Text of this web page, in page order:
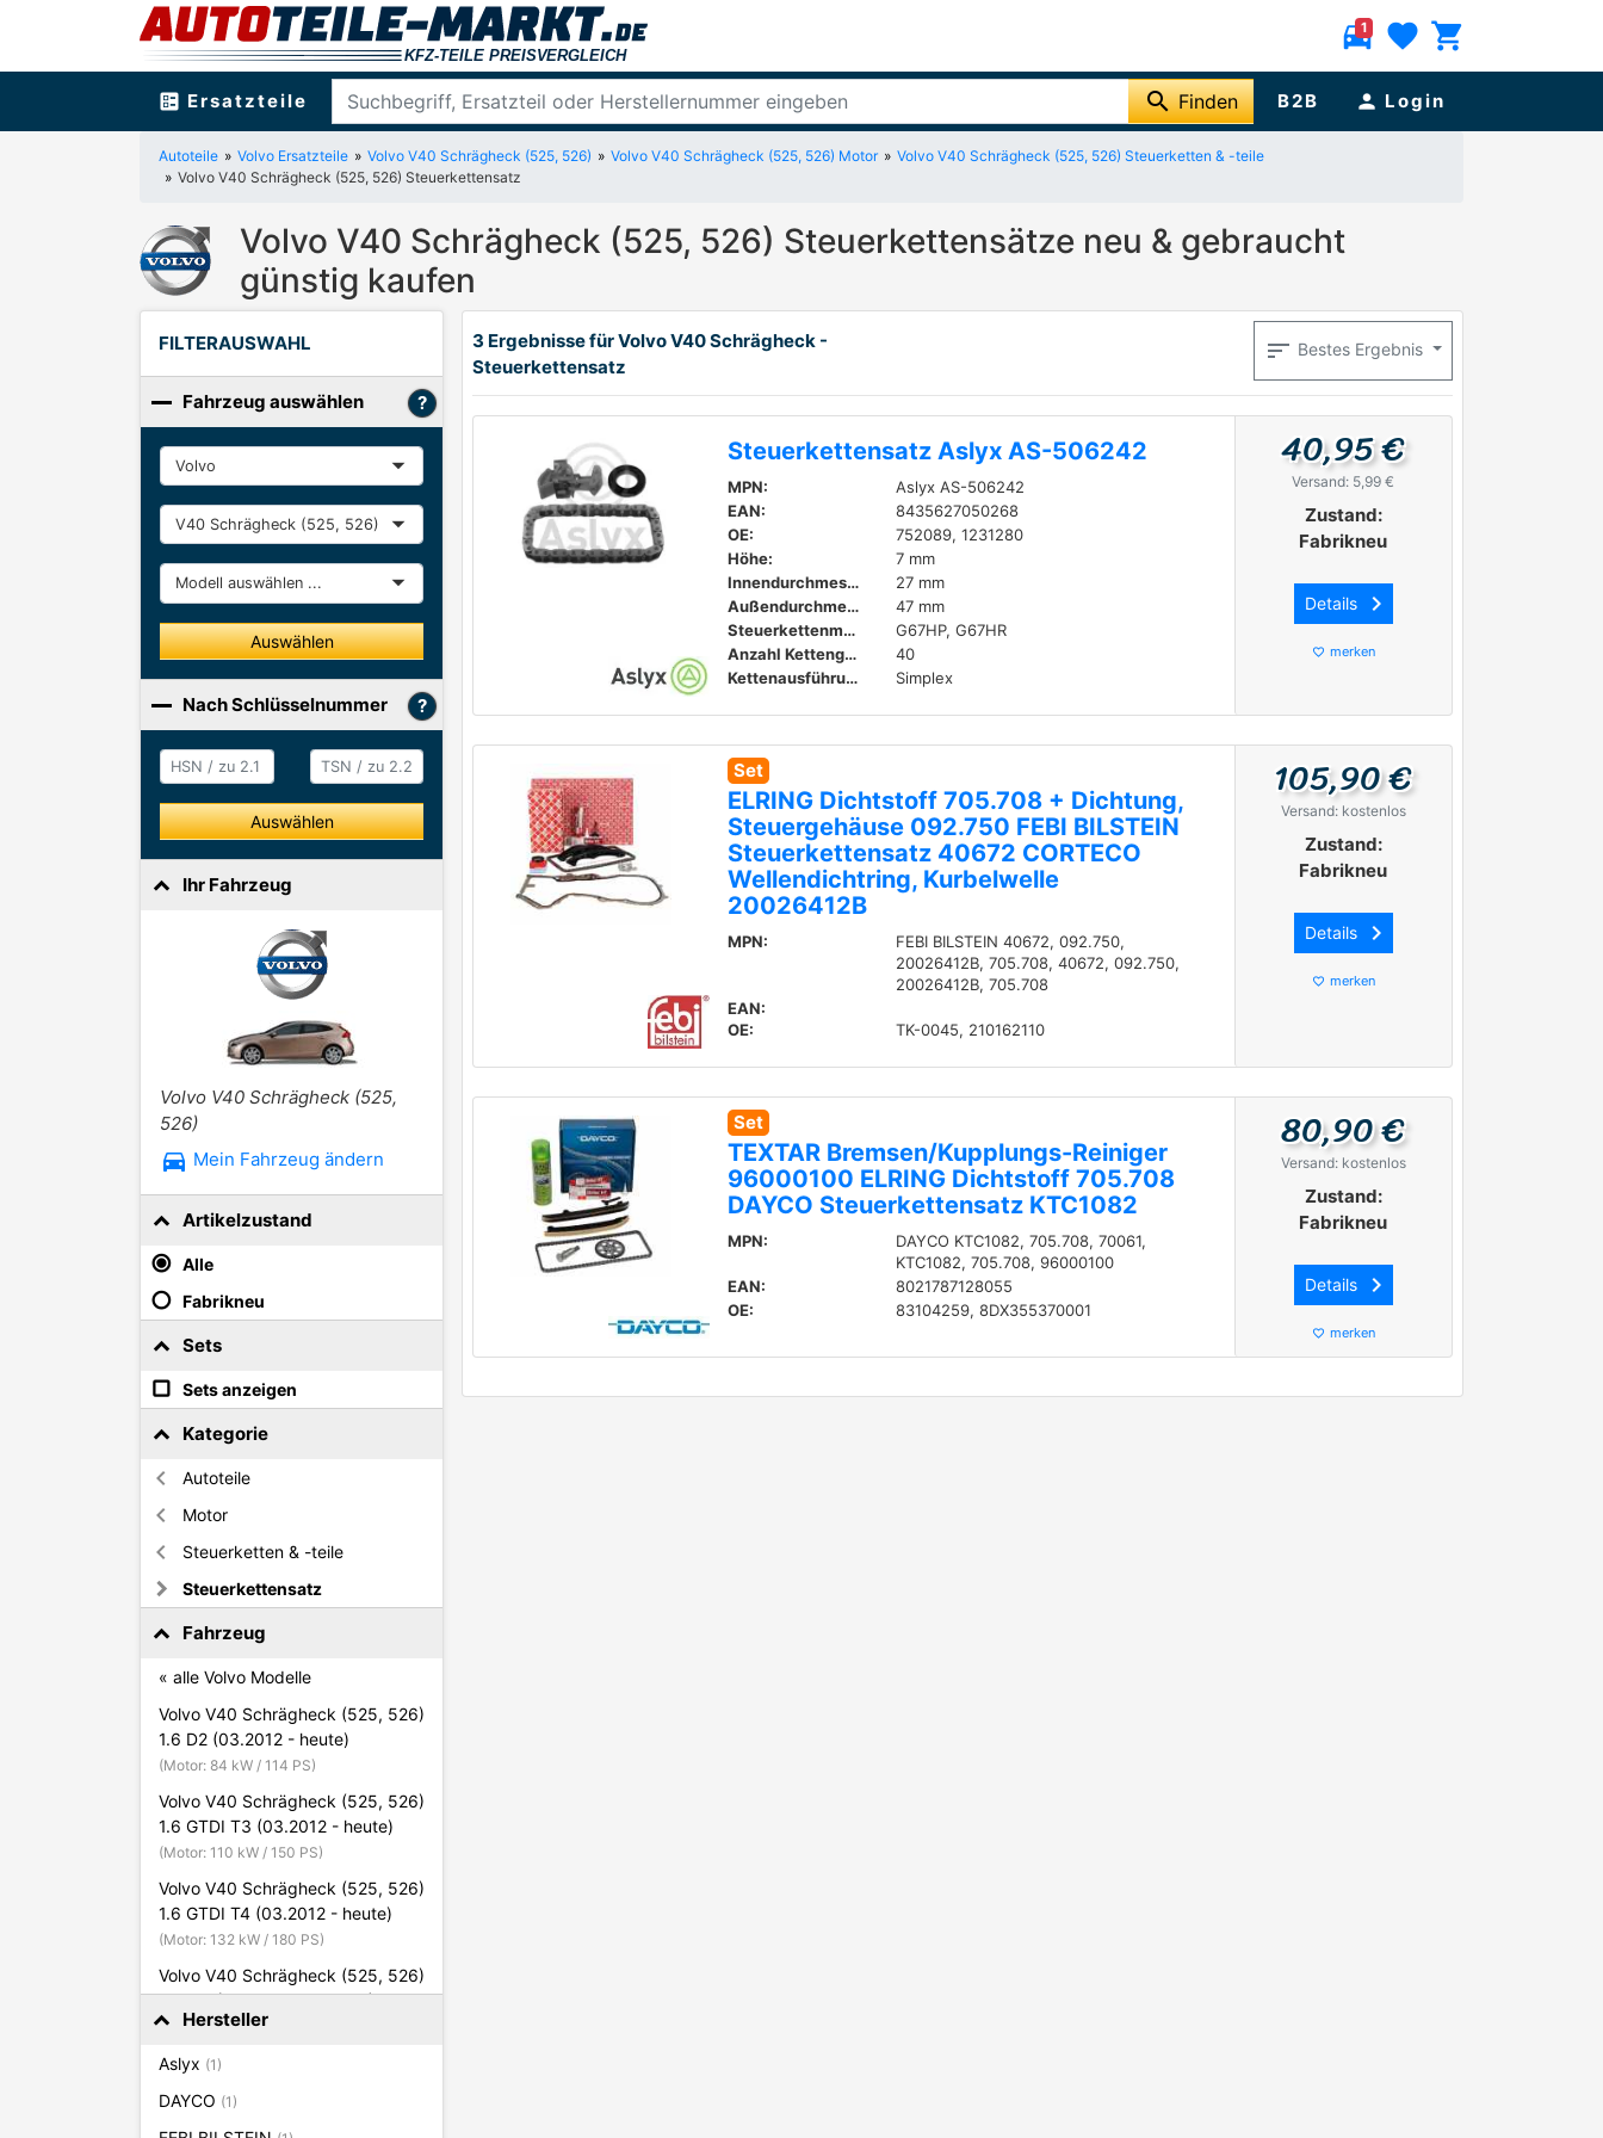
directions_car
1 favorite shopping_cart
ballot Ersatzteile search Finden B2B person Login
Autoteile Volvo Ersatzteile Volvo V40 Schrägheck (525, 526) Volvo V40 Schrägheck (525, 526) Motor
Volvo V40 Schrägheck (525, 526) Steuerketten & -teile
Volvo V40 Schrägheck (525, 526) Steuerkettensatz
Volvo V40 Schrägheck (525, 526) Steuerkettensätze neu & gebraucht
günstig kaufen
FILTERAUSWAHL
Fahrzeug auswählen
Hersteller
Baureihe
Modell
Auswählen
Nach Schlüsselnummer
HSN / zu 2.1 HSN / zu 2.2
Auswählen
Ihr Fahrzeug
Volvo V40 Schrägheck (525,
526)
directions_car Mein Fahrzeug ändern
Artikelzustand
Alle
Fabrikneu
Sets
Sets anzeigen
Kategorie
Autoteile
Motor
Steuerketten & -teile
Steuerkettensatz
Fahrzeug
« alle Volvo Modelle
Volvo V40 Schrägheck (525, 526)
1.6 D2 (03.2012 - heute)
(Motor: 84 kW / 114 PS)
Volvo V40 Schrägheck (525, 526)
1.6 GTDI T3 (03.2012 - heute)
(Motor: 110 kW / 150 PS)
Volvo V40 Schrägheck (525, 526)
1.6 GTDI T4 (03.2012 - heute)
(Motor: 132 kW / 180 PS)
Volvo V40 Schrägheck (525, 526)
2.0 D3 (03.2012 - 03.2015)
(Motor: 110 kW / 150 PS)
Volvo V40 Schrägheck (525, 526)
(Motor: 130 kW / 177 PS)
Hersteller
Aslyx (1)
DAYCO (1)
3 Ergebnisse für Volvo V40 Schrägheck -
Steuerkettensatz
sort Bestes Ergebnis
Steuerkettensatz Aslyx AS-506242
MPN:
Aslyx AS-506242
EAN:
8435627050268
OE:
752089, 1231280
Höhe:
7 mm
Innendurchmesser:
27 mm
Außendurchmesser:
47 mm
Steuerkettenmaße:
G67HP, G67HR
Anzahl Kettenglieder:
40
Kettenausführung:
Simplex
40,95 €
Versand: 5,99 €
Zustand:
Fabrikneu
Details keyboard_arrow_right
favorite_border merken
Set
ELRING Dichtstoff 705.708 + Dichtung,
Steuergehäuse 092.750 FEBI BILSTEIN
Steuerkettensatz 40672 CORTECO
Wellendichtring, Kurbelwelle
20026412B
MPN:
FEBI BILSTEIN 40672, 092.750,
20026412B, 705.708, 40672, 092.750,
20026412B, 705.708
EAN:
OE:
TK-0045, 210162110
105,90 €
Versand: kostenlos
Zustand:
Fabrikneu
Details keyboard_arrow_right
favorite_border merken
Set
TEXTAR Bremsen/Kupplungs-Reiniger
96000100 ELRING Dichtstoff 705.708
DAYCO Steuerkettensatz KTC1082
MPN:
DAYCO KTC1082, 705.708, 70061,
KTC1082, 705.708, 96000100
EAN:
8021787128055
OE:
83104259, 8DX355370001
80,90 €
Versand: kostenlos
Zustand:
Fabrikneu
Details keyboard_arrow_right
favorite_border merken